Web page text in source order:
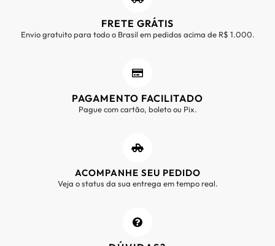
FRETE GRÁTIS
Envio gratuito para todo o Brasil em pedidos acima de R$ 1.000.
PAGAMENTO FACILITADO
Pague com cartão, boleto ou Pix.
ACOMPANHE SEU PEDIDO
Veja o status da sua entrega em tempo real.